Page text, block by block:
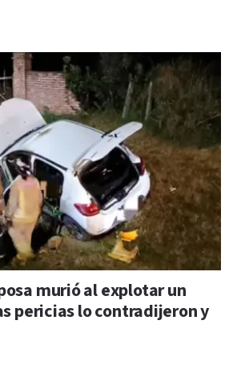
murió al explotar un
pericias lo contradijeron y